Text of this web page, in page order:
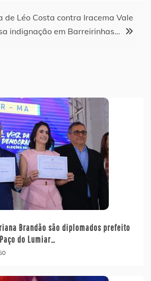
de Léo Costa contra Iracema Vale
indignação em Barreirinhas…
Brandão são diplomados prefeito
do Lumiar…